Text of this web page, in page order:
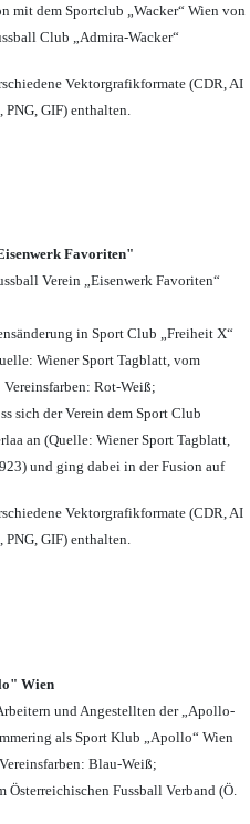
mit dem Sportclub „Wacker“ Wien von
Club „Admira-Wacker“
Vektorgrafikformate (CDR, AI
GIF) enthalten.
Favoriten"
Verein „Eisenwerk Favoriten“
in Sport Club „Freiheit X“
Wiener Sport Tagblatt, vom
Rot-Weiß;
sich der Verein dem Sport Club
an (Quelle: Wiener Sport Tagblatt,
und ging dabei in der Fusion auf
Vektorgrafikformate (CDR, AI
PNG, GIF) enthalten.
Wien
und Angestellten der „Apollo-
als Sport Klub „Apollo“ Wien
Blau-Weiß;
Österreichischen Fussball Verband (Ö.